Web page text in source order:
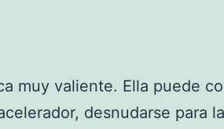
muy valiente. Ella puede
desnudarse para